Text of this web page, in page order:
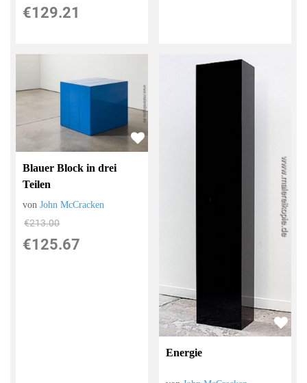
€129.21
Blauer Block in drei
Teilen
vonJohn McCracken
€213.00
€125.67
Energie